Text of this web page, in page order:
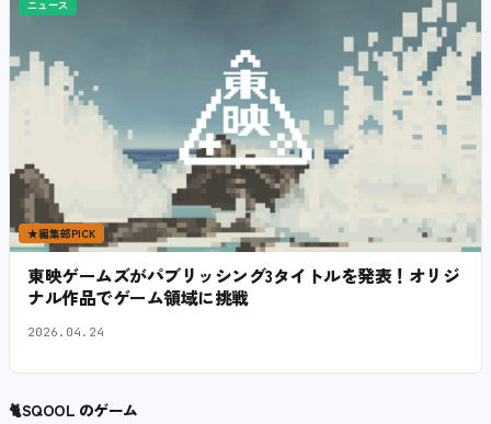
ニュース
★編集部PICK
東映ゲームズがパブリッシング3タイトルを発表！オリジ
ナル作品でゲーム領域に挑戦
2026.04.24
🐈SQOOL のゲーム